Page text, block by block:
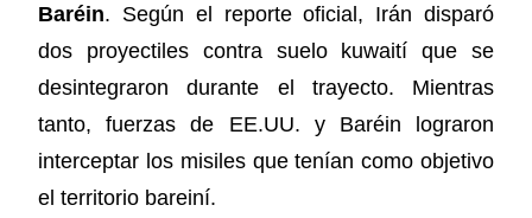
Baréin. Según el reporte oficial, Irán disparó
dos proyectiles contra suelo kuwaití que se
desintegraron durante el trayecto. Mientras
tanto, fuerzas de EE.UU. y Baréin lograron
interceptar los misiles que tenían como objetivo
el territorio bareiní.